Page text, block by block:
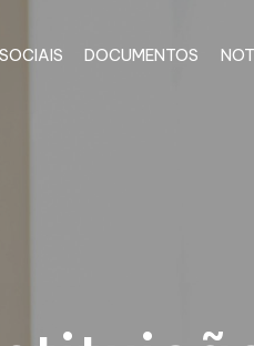
DOCUMENTOS